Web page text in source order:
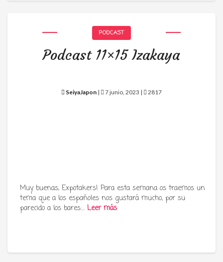
PODCAST
Podcast 11×15 Izakaya
SeiyaJapon | 7 junio, 2023 | 2817
Muy buenas, Expotakers! Para esta semana os traemos un
tema que a los españoles nos gustará mucho, por su
parecido a los bares:… Leer más